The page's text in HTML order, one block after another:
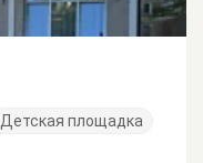
Детская площадка